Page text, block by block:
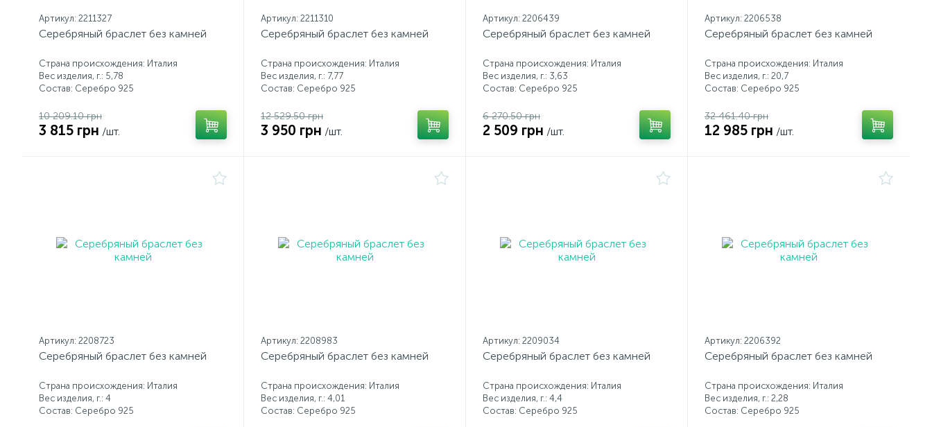
Артикул: 2211327
Серебряный браслет без камней
Страна происхождения: Италия
Вес изделия, г.: 5,78
Состав: Серебро 925
10 209.10 грн
3 815 грн /шт.
Артикул: 2211310
Серебряный браслет без камней
Страна происхождения: Италия
Вес изделия, г.: 7,77
Состав: Серебро 925
12 529.50 грн
3 950 грн /шт.
Артикул: 2206439
Серебряный браслет без камней
Страна происхождения: Италия
Вес изделия, г.: 3,63
Состав: Серебро 925
6 270.50 грн
2 509 грн /шт.
Артикул: 2206538
Серебряный браслет без камней
Страна происхождения: Италия
Вес изделия, г.: 20,7
Состав: Серебро 925
32 461.40 грн
12 985 грн /шт.
Артикул: 2208723
Серебряный браслет без камней
Страна происхождения: Италия
Вес изделия, г.: 4
Состав: Серебро 925
Артикул: 2208983
Серебряный браслет без камней
Страна происхождения: Италия
Вес изделия, г.: 4,01
Состав: Серебро 925
Артикул: 2209034
Серебряный браслет без камней
Страна происхождения: Италия
Вес изделия, г.: 4,4
Состав: Серебро 925
Артикул: 2206392
Серебряный браслет без камней
Страна происхождения: Италия
Вес изделия, г.: 2,28
Состав: Серебро 925